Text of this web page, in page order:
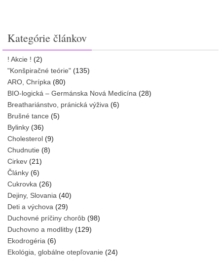
Kategórie článkov
! Akcie ! (2)
"Konšpiračné teórie" (135)
ARO, Chrípka (80)
BIO-logická – Germánska Nová Medicína (28)
Breathariánstvo, pránická výživa (6)
Brušné tance (5)
Bylinky (36)
Cholesterol (9)
Chudnutie (8)
Cirkev (21)
Články (6)
Cukrovka (26)
Dejiny, Slovania (40)
Deti a výchova (29)
Duchovné príčiny chorôb (98)
Duchovno a modlitby (129)
Ekodrogéria (6)
Ekológia, globálne otepľovanie (24)